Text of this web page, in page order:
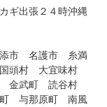
ギ出張２４時沖縄
添市 名護市 糸満
頭村 大宜味村
金武町 読谷村
与那原町 南風